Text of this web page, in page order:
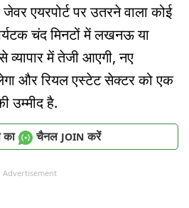
जेवर एयरपोर्ट पर उतरने वाला कोई
पर्यटक चंद मिनटों में लखनऊ या
में तेजी आएगी, नए
और रियल एस्टेट सेक्टर को एक
उम्मीद है.
का चैनल JOIN करें
Advertisement